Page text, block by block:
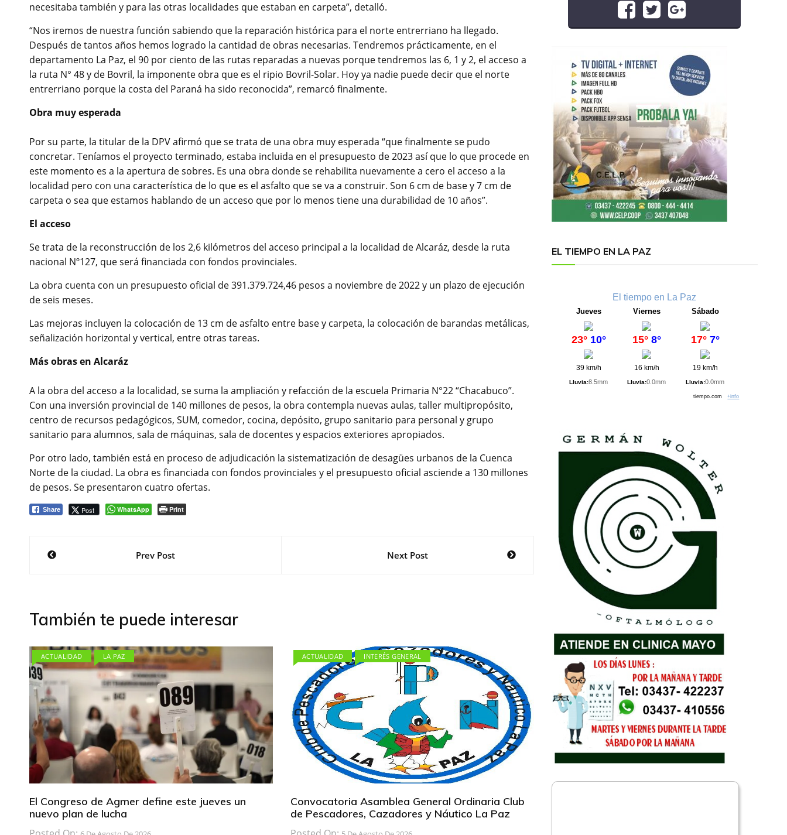
necesitaba también y para las otras localidades que estaban en carpeta”, detalló.
“Nos iremos de nuestra función sabiendo que la reparación histórica para el norte entrerriano ha llegado.
Después de tantos años hemos logrado la cantidad de obras necesarias. Tendremos prácticamente, en el
departamento La Paz, el 90 por ciento de las rutas reparadas a nuevas porque tendremos las 6, 1 y 2, el acceso a
la ruta N° 48 y de Bovril, la imponente obra que es el ripio Bovril-Solar. Hoy ya nadie puede decir que el norte
entrerriano porque la costa del Paraná ha sido reconocida”, remarcó finalmente.
Obra muy esperada
Por su parte, la titular de la DPV afirmó que se trata de una obra muy esperada “que finalmente se pudo
concretar. Teníamos el proyecto terminado, estaba incluida en el presupuesto de 2023 así que lo que procede en
este momento es a la apertura de sobres. Es una obra donde se rehabilita nuevamente a cero el acceso a la
localidad pero con una característica de lo que es el asfalto que se va a construir. Son 6 cm de base y 7 cm de
carpeta o sea que estamos hablando de un acceso que por lo menos tiene una durabilidad de 10 años”.
El acceso
Se trata de la reconstrucción de los 2,6 kilómetros del acceso principal a la localidad de Alcaráz, desde la ruta
nacional Nº127, que será financiada con fondos provinciales.
La obra cuenta con un presupuesto oficial de 391.379.724,46 pesos a noviembre de 2022 y un plazo de ejecución
de seis meses.
Las mejoras incluyen la colocación de 13 cm de asfalto entre base y carpeta, la colocación de barandas metálicas,
señalización horizontal y vertical, entre otras tareas.
Más obras en Alcaráz
A la obra del acceso a la localidad, se suma la ampliación y refacción de la escuela Primaria N°22 “Chacabuco”.
Con una inversión provincial de 140 millones de pesos, la obra contempla nuevas aulas, taller multipropósito,
centro de recursos pedagógicos, SUM, comedor, cocina, depósito, grupo sanitario para personal y grupo
sanitario para alumnos, sala de máquinas, sala de docentes y espacios exteriores apropiados.
Por otro lado, también está en proceso de adjudicación la sistematización de desagües urbanos de la Cuenca
Norte de la ciudad. La obra es financiada con fondos provinciales y el presupuesto oficial asciende a 130 millones
de pesos. Se presentaron cuatro ofertas.
Share Post WhatsApp Print
NavegaciónPrev Post Next Post
También te puede interesar
ACTUALIDAD LA PAZ
El Congreso de Agmer define este jueves un
nuevo plan de lucha
ACTUALIDAD INTERÉS GENERAL
Convocatoria Asamblea General Ordinaria Club
de Pescadores, Cazadores y Náutico La Paz
EL TIEMPO EN LA PAZ
El tiempo en La Paz
Jueves
23° 10°
39 km/h
Lluvia:8.5mm
Viernes
15° 8°
16 km/h
Lluvia:0.0mm
Sábado
17° 7°
19 km/h
Lluvia:0.0mm
tiempo.com+info